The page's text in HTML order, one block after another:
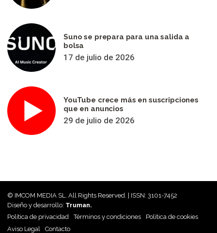
Suno se prepara para una salida a
bolsa
17 de julio de 2026
YouTube crece más en suscripciones
que en anuncios
29 de julio de 2026
© IMCOM MEDIA SL. All Rights Reserved. | ISSN: 3101-7452
Diseño y desarrollo: Truman.
Política de privacidad
Términos y condiciones
Política de cookies
Aviso Legal
Contacto